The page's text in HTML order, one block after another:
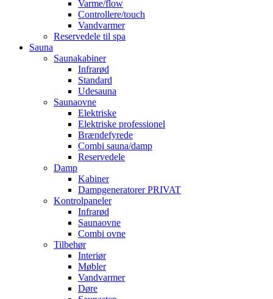
Varme/flow
Controllere/touch
Vandvarmer
Reservedele til spa
Sauna
Saunakabiner
Infrarød
Standard
Udesauna
Saunaovne
Elektriske
Elektriske professionel
Brændefyrede
Combi sauna/damp
Reservedele
Damp
Kabiner
Dampgeneratorer PRIVAT
Kontrolpaneler
Infrarød
Saunaovne
Combi ovne
Tilbehør
Interiør
Møbler
Vandvarmer
Døre